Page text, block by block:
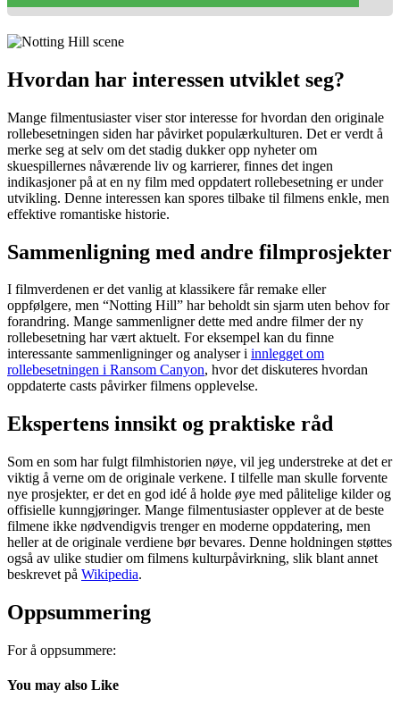
Hvordan har interessen utviklet seg?
Mange filmentusiaster viser stor interesse for hvordan den originale
rollebesetningen siden har påvirket populærkulturen. Det er verdt å
merke seg at selv om det stadig dukker opp nyheter om
skuespillernes nåværende liv og karrierer, finnes det ingen
indikasjoner på at en ny film med oppdatert rollebesetning er under
utvikling. Denne interessen kan spores tilbake til filmens enkle, men
effektive romantiske historie.
Sammenligning med andre filmprosjekter
I filmverdenen er det vanlig at klassikere får remake eller
oppfølgere, men “Notting Hill” har beholdt sin sjarm uten behov for
forandring. Mange sammenligner dette med andre filmer der ny
rollebesetning har vært aktuelt. For eksempel kan du finne
interessante sammenligninger og analyser i innlegget om
rollebesetningen i Ransom Canyon, hvor det diskuteres hvordan
oppdaterte casts påvirker filmens opplevelse.
Ekspertens innsikt og praktiske råd
Som en som har fulgt filmhistorien nøye, vil jeg understreke at det er
viktig å verne om de originale verkene. I tilfelle man skulle forvente
nye prosjekter, er det en god idé å holde øye med pålitelige kilder og
offisielle kunngjøringer. Mange filmentusiaster opplever at de beste
filmene ikke nødvendigvis trenger en moderne oppdatering, men
heller at de originale verdiene bør bevares. Denne holdningen støttes
også av ulike studier om filmens kulturpåvirkning, slik blant annet
beskrevet på Wikipedia.
Oppsummering
For å oppsummere:
You may also Like